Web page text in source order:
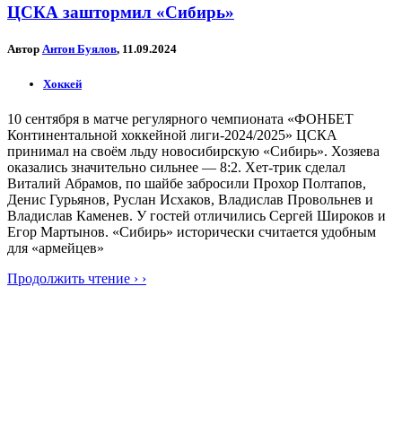
ЦСКА заштормил «Сибирь»
Автор Антон Буялов, 11.09.2024
Хоккей
10 сентября в матче регулярного чемпионата «ФОНБЕТ
Континентальной хоккейной лиги-2024/2025» ЦСКА
принимал на своём льду новосибирскую «Сибирь». Хозяева
оказались значительно сильнее — 8:2. Хет-трик сделал
Виталий Абрамов, по шайбе забросили Прохор Полтапов,
Денис Гурьянов, Руслан Исхаков, Владислав Провольнев и
Владислав Каменев. У гостей отличились Сергей Широков и
Егор Мартынов. «Сибирь» исторически считается удобным
для «армейцев»
Продолжить чтение › ›